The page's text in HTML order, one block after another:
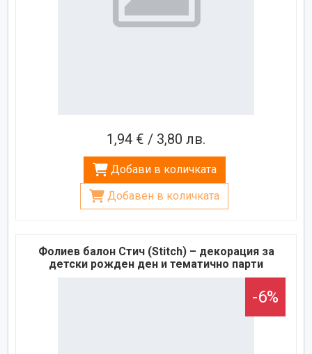
1,94 € / 3,80 лв.
Добави в количката
Добавен в количката
Фолиев балон Стич (Stitch) – декорация за
детски рожден ден и тематично парти
-6%